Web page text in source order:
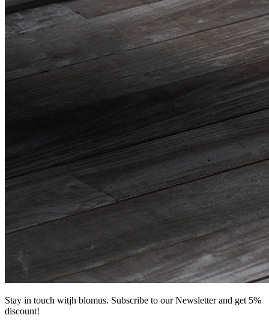
Stay in touch witjh blomus. Subscribe to our Newsletter and get 5%
discount!